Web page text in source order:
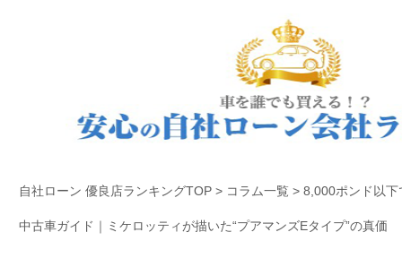
自社ローン 優良店ランキングTOP> コラム一覧 > 8,000ポンド以
中古車ガイド｜ミケロッティが描いた“プアマンズEタイプ”の真価